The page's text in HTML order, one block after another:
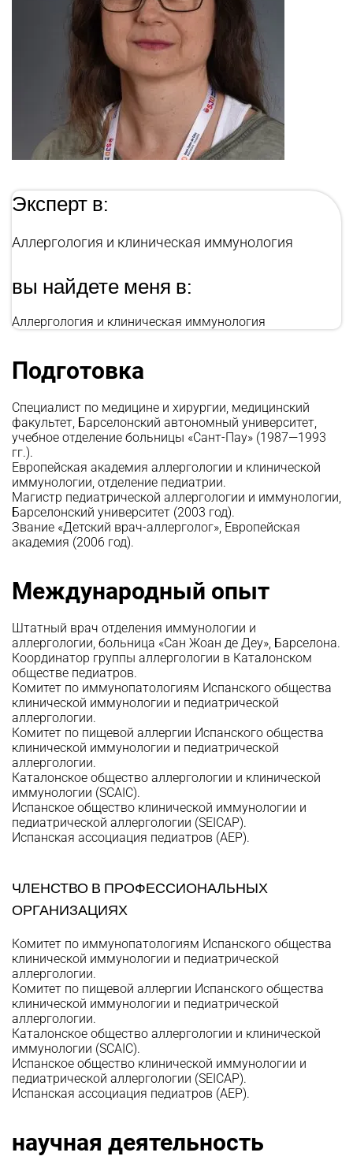
Эксперт в:
Аллергология и клиническая иммунология
вы найдете меня в:
Аллергология и клиническая иммунология
Подготовка
Специалист по медицине и хирургии, медицинский
факультет, Барселонский автономный университет,
учебное отделение больницы «Сант-Пау» (1987—1993
гг.).
Европейская академия аллергологии и клинической
иммунологии, отделение педиатрии.
Магистр педиатрической аллергологии и иммунологии,
Барселонский университет (2003 год).
Звание «Детский врач-аллерголог», Европейская
академия (2006 год).
Международный опыт
Штатный врач отделения иммунологии и
аллергологии, больница «Сан Жоан де Деу», Барселона.
Координатор группы аллергологии в Каталонском
обществе педиатров.
Комитет по иммунопатологиям Испанского общества
клинической иммунологии и педиатрической
аллергологии.
Комитет по пищевой аллергии Испанского общества
клинической иммунологии и педиатрической
аллергологии.
Каталонское общество аллергологии и клинической
иммунологии (SCAIC).
Испанское общество клинической иммунологии и
педиатрической аллергологии (SEICAP).
Испанская ассоциация педиатров (AEP).
ЧЛЕНСТВО В ПРОФЕССИОНАЛЬНЫХ
ОРГАНИЗАЦИЯХ
Комитет по иммунопатологиям Испанского общества
клинической иммунологии и педиатрической
аллергологии.
Комитет по пищевой аллергии Испанского общества
клинической иммунологии и педиатрической
аллергологии.
Каталонское общество аллергологии и клинической
иммунологии (SCAIC).
Испанское общество клинической иммунологии и
педиатрической аллергологии (SEICAP).
Испанская ассоциация педиатров (AEP).
научная деятельность